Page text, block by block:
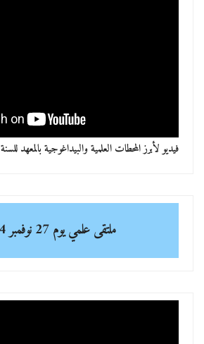
فيديو لأبرز المحطات العلمية والبيداغوجية بالمعهد للسنة 2023-2024
ملتقى علمييوم 27 نوفمبر 2024